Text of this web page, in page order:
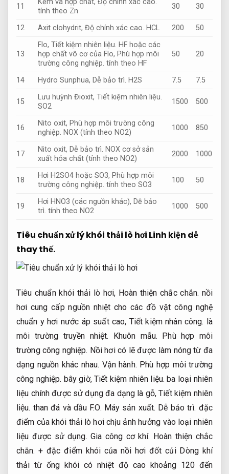
11
tính theo Zn
30 30
12 Axit clohydrit,Độ chính xác cao. HCL 200 50
13
Flo,Tiết kiệm nhiên liệu. HF hoặc các
hợp chất vô cơ của Flo, Phù hợp môi
trường công nghiệp. tính theo HF
50 20
14 Hydro Sunphua, Dễ bảo trì. H2S 7.5 7.5
15
Lưu huỳnh Đioxit,Tiết kiệm nhiên liệu.
SO2
1500 500
16
Nito oxit, Phù hợp môi trường công
nghiệp. NOX (tính theo NO2)
1000 850
17
Nito oxit, Dễ bảo trì. NOX cơ sở sản
xuất hóa chất (tính theo NO2)
2000 1000
18
Hơi H2SO4 hoặc SO3, Phù hợp môi
trường công nghiệp. tính theo SO3
100 50
19
Hơi HNO3 (các nguồn khác), Dễ bảo
trì. tính theo NO2
1000 500
Tiêu chuẩn xử lý khói thải lò hơi Linh kiện dễ
thay thế.
Tiêu chuẩn khói thải lò hơi, Hoàn thiện chắc chắn. nồi
hơi cung cấp nguồn nhiệt cho các đồ vật công nghệ
chuẩn y hơi nước áp suất cao, Tiết kiệm nhân công. là
môi trường truyền nhiệt. Khuôn mẫu. Phù hợp môi
trường công nghiệp. Nồi hơi có lẽ được làm nóng từ đa
dạng nguồn khác nhau. Vận hành. Phù hợp môi trường
công nghiệp. bây giờ,Tiết kiệm nhiên liệu. ba loại nhiên
liệu chính được sử dụng đa dạng là gỗ,Tiết kiệm nhiên
liệu. than đá và dầu F.O. Máy sản xuất. Dễ bảo trì. đặc
điểm của khói thải lò hơi chịu ảnh hưởng vào loại nhiên
liệu được sử dụng.Gia công cơ khí. Hoàn thiện chắc
chắn. + đặc điểm khói của nồi hơi đốt củi Dòng khí
thải từ ống khói có nhiệt độ cao khoảng 120 đến